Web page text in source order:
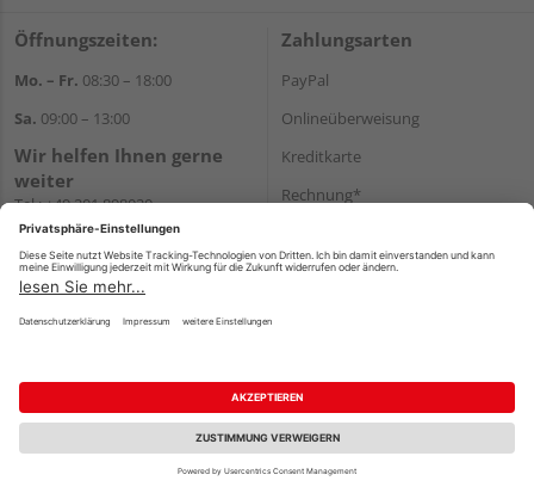
Öffnungszeiten:
Mo. – Fr. 08:30 – 18:00
Sa. 09:00 – 13:00
Wir helfen Ihnen gerne
weiter
Tel.:+49 201 898020
E-Mail:shop@vonderstein.de
Zahlungsarten
PayPal
Onlineüberweisung
Kreditkarte
Rechnung*
Versand
Impressum AGB Widerruf
Datenschutz
Reservierungsbedingungen
Vertrag widerrufen